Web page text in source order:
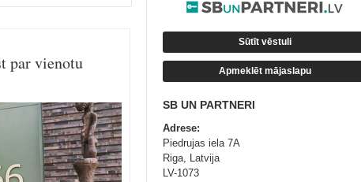
par vienotu
Sūtīt vēstuli
Apmeklēt mājaslapu
SB UN PARTNERI
Adrese:
Piedrujas iela 7A
Riga, Latvija
LV-1073